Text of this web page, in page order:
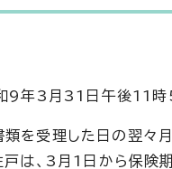
9年3月31日午後11時
類を受理した日の翌
は、3月1日から保険